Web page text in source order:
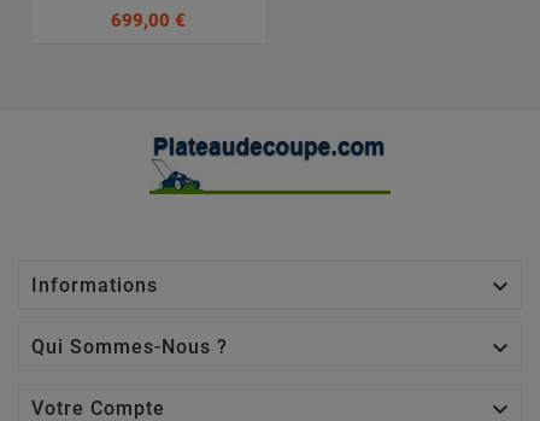
699,00 €
Informations 
Qui Sommes-Nous ? 
Votre Compte 